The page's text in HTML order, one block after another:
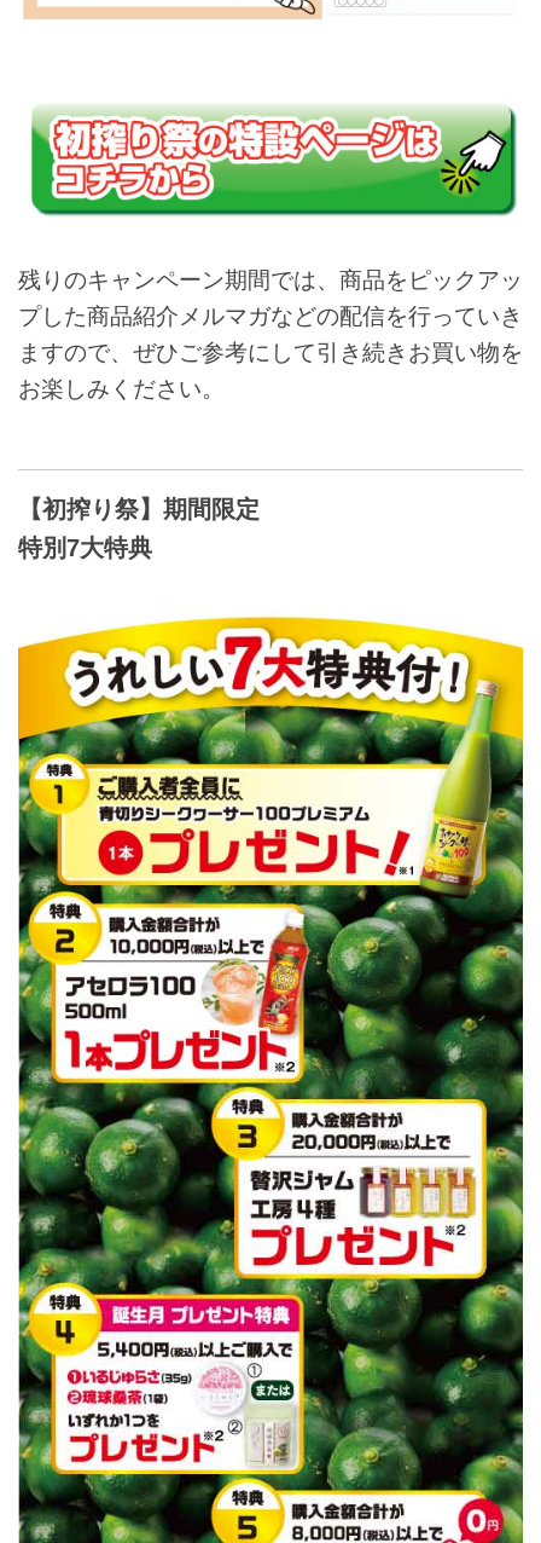
残りのキャンペーン期間では、商品をピックアッ
プした商品紹介メルマガなどの配信を行っていき
ますので、ぜひご参考にして引き続きお買い物を
お楽しみください。
【初搾り祭】期間限定
特別7大特典